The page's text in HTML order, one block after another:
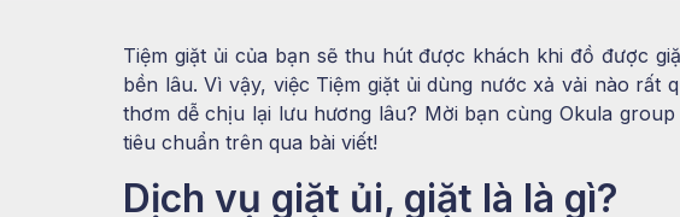
Tiệm giặt ủi của bạn sẽ thu hút được khách khi đồ được
bền lâu. Vì vậy, việc Tiệm giặt ủi dùng nước xả vải nào rất
thơm dễ chịu lại lưu hương lâu? Mời bạn cùng Okula
tiêu chuẩn trên qua bài viết!
Dịch vụ giặt ủi, giặt là là gì?